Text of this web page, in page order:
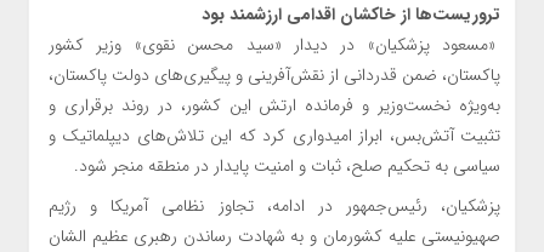
تروریست‌ها از خاکشان اقدامی ارزشمند بود
«مسعود پزشکیان» در دیدار «سید محسن نقوی» وزیر کشور
پاکستان، ضمن قدردانی از نقش‌آفرینی و پیگیری‌های دولت پاکستان،
به‌ویژه نخست‌وزیر و فرمانده ارتش این کشور، در روند برقراری و
تثبیت آتش‌بس، ابراز امیدواری کرد که این تلاش‌های دیپلماتیک و
سیاسی به تحکیم صلح، ثبات و امنیت پایدار در منطقه منجر شود.
پزشکیان، رئیس‌جمهور در ادامه، تجاوز نظامی آمریکا و رژیم
صهیونیستی علیه کشورمان و به شهادت رساندن رهبری عظیم الشان